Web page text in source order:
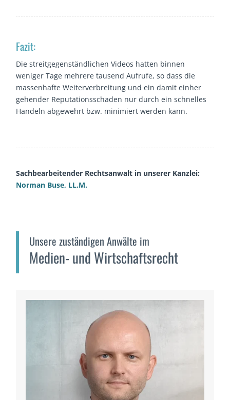
Fazit:
Die streitgegenständlichen Videos hatten binnen
weniger Tage mehrere tausend Aufrufe, so dass die
massenhafte Weiterverbreitung und ein damit einher
gehender Reputationsschaden nur durch ein schnelles
Handeln abgewehrt bzw. minimiert werden kann.
Sachbearbeitender Rechtsanwalt in unserer Kanzlei:
Norman Buse, LL.M.
Unsere zuständigen Anwälte im
Medien- und Wirtschaftsrecht